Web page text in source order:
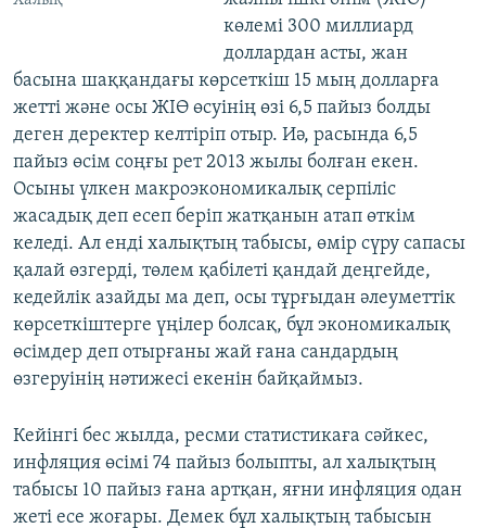
көлемі 300 миллиард
доллардан асты, жан
басына шаққандағы көрсеткіш 15 мың долларға
жетті және осы ЖІӨ өсуінің өзі 6,5 пайыз болды
деген деректер келтіріп отыр. Иә, расында 6,5
пайыз өсім соңғы рет 2013 жылы болған екен.
Осыны үлкен макроэкономикалық серпіліс
жасадық деп есеп беріп жатқанын атап өткім
келеді. Ал енді халықтың табысы, өмір сүру сапасы
қалай өзгерді, төлем қабілеті қандай деңгейде,
кедейлік азайды ма деп, осы тұрғыдан әлеуметтік
көрсеткіштерге үңілер болсақ, бұл экономикалық
өсімдер деп отырғаны жай ғана сандардың
өзгеруінің нәтижесі екенін байқаймыз.
Кейінгі бес жылда, ресми статистикаға сәйкес,
инфляция өсімі 74 пайыз болыпты, ал халықтың
табысы 10 пайыз ғана артқан, яғни инфляция одан
жеті есе жоғары. Демек бұл халықтың табысын